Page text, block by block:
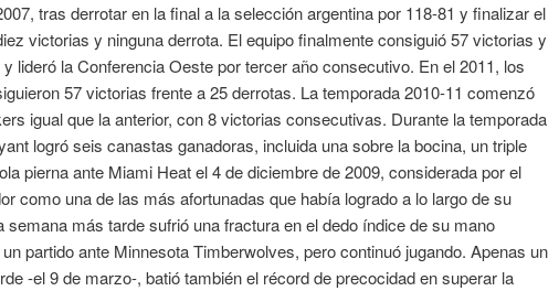
tras derrotar en la final a la selección argentina por 118-81 y finalizar el
victorias y ninguna derrota. El equipo finalmente consiguió 57 victorias y
lideró la Conferencia Oeste por tercer año consecutivo. En el 2011, los
57 victorias frente a 25 derrotas. La temporada 2010-11 comenzó
igual que la anterior, con 8 victorias consecutivas. Durante la temporada
logró seis canastas ganadoras, incluida una sobre la bocina, un triple
pierna ante Miami Heat el 4 de diciembre de 2009, considerada por el
como una de las más afortunadas que había logrado a lo largo de su
semana más tarde sufrió una fractura en el dedo índice de su mano
partido ante Minnesota Timberwolves, pero continuó jugando. Apenas un
-el 9 de marzo-, batió también el récord de precocidad en superar la